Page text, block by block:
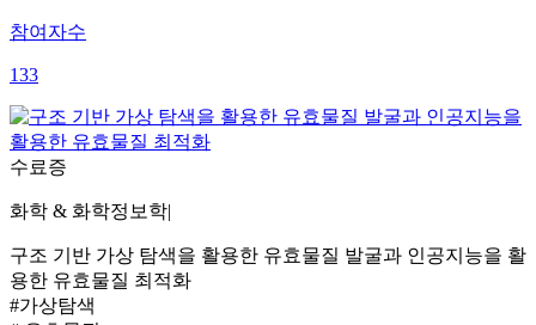
참여자수
133
수료증
화학 & 화학정보학|
구조 기반 가상 탐색을 활용한 유효물질 발굴과 인공지능을 활
용한 유효물질 최적화
#가상탐색